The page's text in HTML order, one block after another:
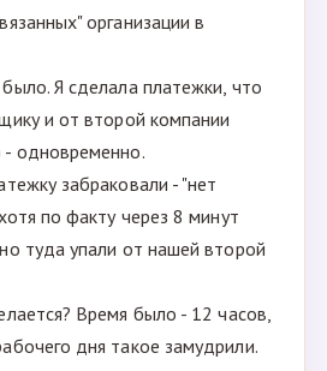
организации в
Я сделала платежки, что
и от второй компании
одновременно.
забраковали - "нет
по факту через 8 минут
туда упали от нашей второй
Время было - 12 часов,
дня такое замудрили.